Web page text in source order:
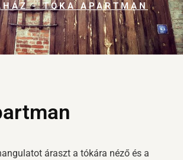
- TÓKA APARTMAN
áraszt a tókára néző és a